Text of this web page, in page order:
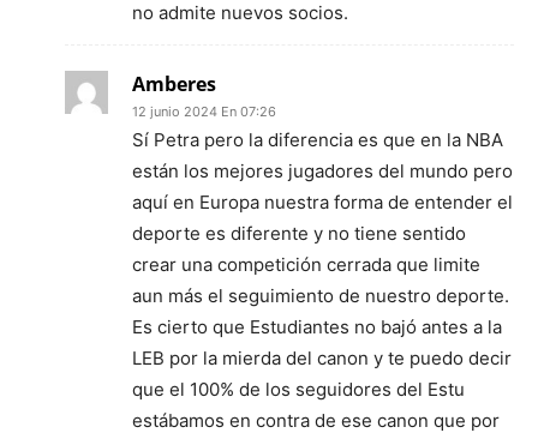
no admite nuevos socios.
Amberes
12 junio 2024 En 07:26
Sí Petra pero la diferencia es que en la NBA
están los mejores jugadores del mundo pero
aquí en Europa nuestra forma de entender el
deporte es diferente y no tiene sentido
crear una competición cerrada que limite
aun más el seguimiento de nuestro deporte.
Es cierto que Estudiantes no bajó antes a la
LEB por la mierda del canon y te puedo decir
que el 100% de los seguidores del Estu
estábamos en contra de ese canon que por